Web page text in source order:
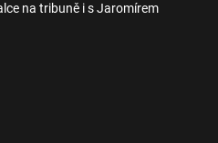
na tribuně i s Jaromírem